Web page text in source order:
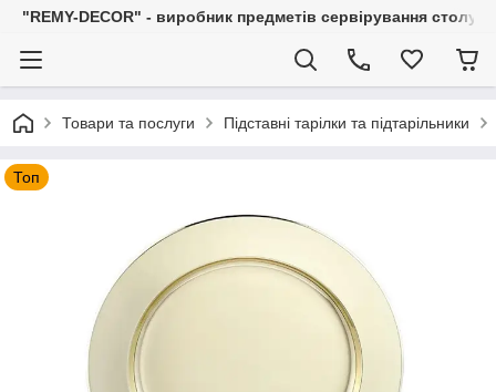
"REMY-DECOR" - виробник предметів сервірування
Товари та послуги Підставні тарілки та підтарільники
Топ